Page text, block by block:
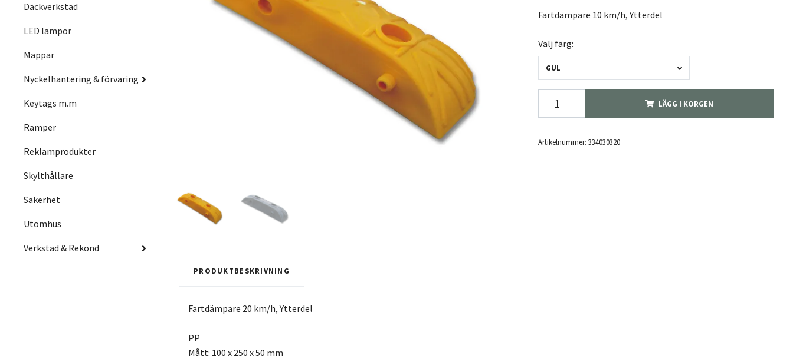
Däckverkstad
LED lampor
Mappar
Nyckelhantering & förvaring
Keytags m.m
Ramper
Reklamprodukter
Skylthållare
Säkerhet
Utomhus
Verkstad & Rekond
Fartdämpare 10 km/h, Ytterdel
Välj färg:
GUL
LÄGG I KORGEN
Artikelnummer: 334030320
PRODUKTBESKRIVNING
Fartdämpare 20 km/h, Ytterdel
PP
Mått: 100 x 250 x 50 mm